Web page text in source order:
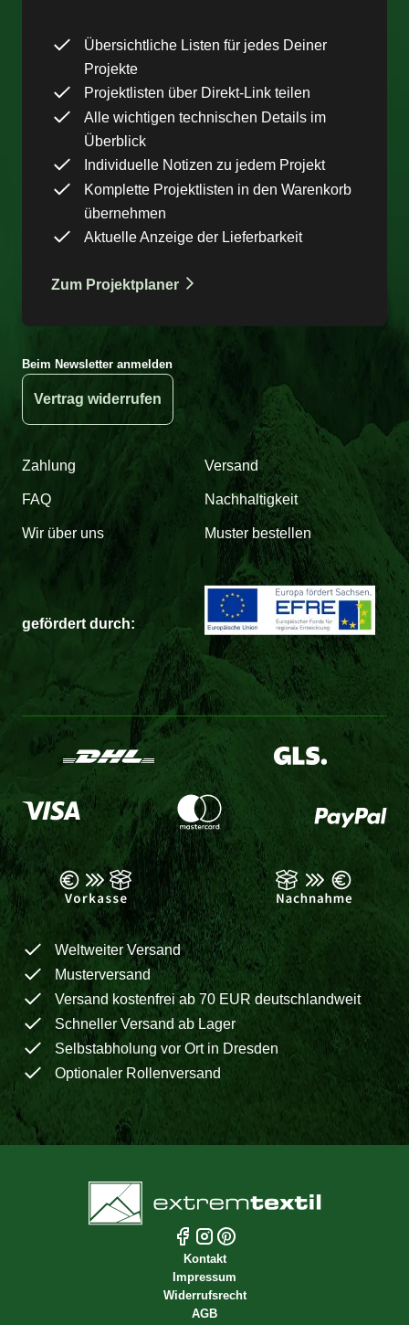
Übersichtliche Listen für jedes Deiner
Projekte
Projektlisten über Direkt-Link teilen
Alle wichtigen technischen Details im
Überblick
Individuelle Notizen zu jedem Projekt
Komplette Projektlisten in den Warenkorb
übernehmen
Aktuelle Anzeige der Lieferbarkeit
Zum Projektplaner
Beim Newsletter anmelden
Vertrag widerrufen
Zahlung Versand
FAQ Nachhaltigkeit
Wir über uns Muster bestellen
gefördert durch:
Weltweiter Versand
Musterversand
Versand kostenfrei ab 70 EUR deutschlandweit
Schneller Versand ab Lager
Selbstabholung vor Ort in Dresden
Optionaler Rollenversand
Kontakt
Impressum
Widerrufsrecht
AGB